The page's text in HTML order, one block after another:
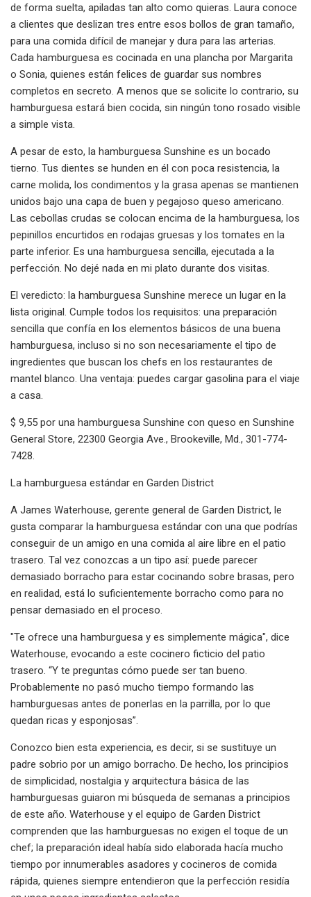
de forma suelta, apiladas tan alto como quieras. Laura conoce
a clientes que deslizan tres entre esos bollos de gran tamaño,
para una comida difícil de manejar y dura para las arterias.
Cada hamburguesa es cocinada en una plancha por Margarita
o Sonia, quienes están felices de guardar sus nombres
completos en secreto. A menos que se solicite lo contrario, su
hamburguesa estará bien cocida, sin ningún tono rosado visible
a simple vista.
A pesar de esto, la hamburguesa Sunshine es un bocado
tierno. Tus dientes se hunden en él con poca resistencia, la
carne molida, los condimentos y la grasa apenas se mantienen
unidos bajo una capa de buen y pegajoso queso americano.
Las cebollas crudas se colocan encima de la hamburguesa, los
pepinillos encurtidos en rodajas gruesas y los tomates en la
parte inferior. Es una hamburguesa sencilla, ejecutada a la
perfección. No dejé nada en mi plato durante dos visitas.
El veredicto: la hamburguesa Sunshine merece un lugar en la
lista original. Cumple todos los requisitos: una preparación
sencilla que confía en los elementos básicos de una buena
hamburguesa, incluso si no son necesariamente el tipo de
ingredientes que buscan los chefs en los restaurantes de
mantel blanco. Una ventaja: puedes cargar gasolina para el viaje
a casa.
$ 9,55 por una hamburguesa Sunshine con queso en Sunshine
General Store, 22300 Georgia Ave., Brookeville, Md., 301-774-
7428.
La hamburguesa estándar en Garden District
A James Waterhouse, gerente general de Garden District, le
gusta comparar la hamburguesa estándar con una que podrías
conseguir de un amigo en una comida al aire libre en el patio
trasero. Tal vez conozcas a un tipo así: puede parecer
demasiado borracho para estar cocinando sobre brasas, pero
en realidad, está lo suficientemente borracho como para no
pensar demasiado en el proceso.
"Te ofrece una hamburguesa y es simplemente mágica", dice
Waterhouse, evocando a este cocinero ficticio del patio
trasero. “Y te preguntas cómo puede ser tan bueno.
Probablemente no pasó mucho tiempo formando las
hamburguesas antes de ponerlas en la parrilla, por lo que
quedan ricas y esponjosas”.
Conozco bien esta experiencia, es decir, si se sustituye un
padre sobrio por un amigo borracho. De hecho, los principios
de simplicidad, nostalgia y arquitectura básica de las
hamburguesas guiaron mi búsqueda de semanas a principios
de este año. Waterhouse y el equipo de Garden District
comprenden que las hamburguesas no exigen el toque de un
chef; la preparación ideal había sido elaborada hacía mucho
tiempo por innumerables asadores y cocineros de comida
rápida, quienes siempre entendieron que la perfección residía